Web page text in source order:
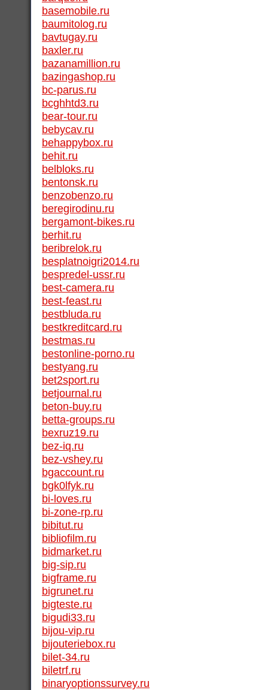
basemobile.ru
baumitolog.ru
bavtugay.ru
baxler.ru
bazanamillion.ru
bazingashop.ru
bc-parus.ru
bcghhtd3.ru
bear-tour.ru
bebycav.ru
behappybox.ru
behit.ru
belbloks.ru
bentonsk.ru
benzobenzo.ru
beregirodinu.ru
bergamont-bikes.ru
berhit.ru
beribrelok.ru
besplatnoigri2014.ru
bespredel-ussr.ru
best-camera.ru
best-feast.ru
bestbluda.ru
bestkreditcard.ru
bestmas.ru
bestonline-porno.ru
bestyang.ru
bet2sport.ru
betjournal.ru
beton-buy.ru
betta-groups.ru
bexruz19.ru
bez-iq.ru
bez-vshey.ru
bgaccount.ru
bgk0lfyk.ru
bi-loves.ru
bi-zone-rp.ru
bibitut.ru
bibliofilm.ru
bidmarket.ru
big-sip.ru
bigframe.ru
bigrunet.ru
bigteste.ru
bigudi33.ru
bijou-vip.ru
bijouteriebox.ru
bilet-34.ru
biletrf.ru
binaryoptionssurvey.ru